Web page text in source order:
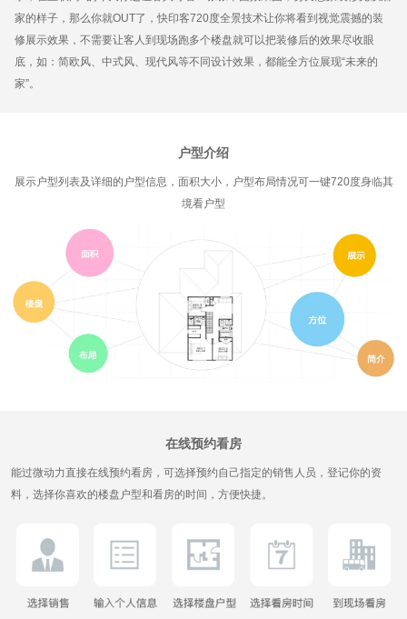
家的样子，那么你就OUT了，快印客720度全景技术让你将看到视觉震撼的装
修展示效果，不需要让客人到现场跑多个楼盘就可以把装修后的效果尽收眼
底，如：简欧风、中式风、现代风等不同设计效果，都能全方位展现“未来的
家”。
户型介绍
展示户型列表及详细的户型信息，面积大小，户型布局情况可一键720度身临其
境看户型
在线预约看房
能过微动力直接在线预约看房，可选择预约自己指定的销售人员，登记你的资
料，选择你喜欢的楼盘户型和看房的时间，方便快捷。